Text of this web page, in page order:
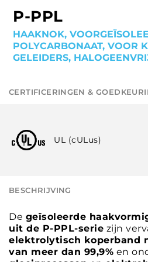
P-PPL
HAAKNOK,
POLYCARBONAAT, VOOR
GELEIDERS,
CERTIFICERINGEN &
UL (cULus)
BESCHRIJVING
De geïsoleerde
uit de P-PPL-serie zijn
elektrolytisch koperband
van meer dan 99,9% en